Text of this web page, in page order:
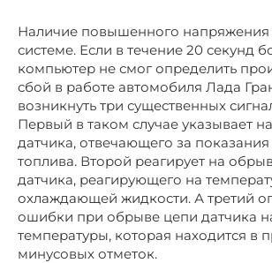
Наличие повышенного напряжения
системе. Если в течение 20 секунд
компьютер не смог определить
сбой в работе автомобиля Лада
возникнуть три существенных
Первый в таком случае указывает
датчика, отвечающего за
топлива. Второй реагирует на
датчика, реагирующего на
охлаждающей жидкости. А третий
ошибки при обрыве цепи датчика
температуры, которая находится в
минусовых отметок.